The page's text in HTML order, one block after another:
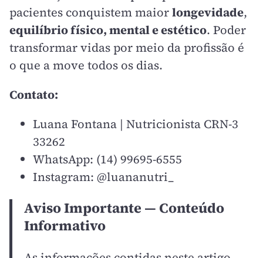
pacientes conquistem maiorlongevidade,
equilíbrio físico, mental e estético. Poder
transformar vidas por meio da profissão é
o que a move todos os dias.
Contato:
Luana Fontana | Nutricionista CRN-3
33262
WhatsApp: (14) 99695-6555
Instagram: @luananutri_
Aviso Importante — Conteúdo
Informativo